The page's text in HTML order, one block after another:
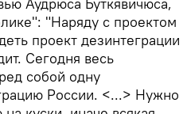
"Наряду с проектом
проект дезинтеграции
Сегодня весь
собой одну
России. <...> Нужно